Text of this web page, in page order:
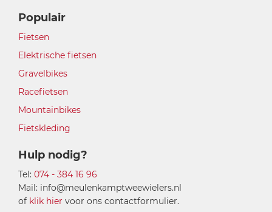
Populair
Fietsen
Elektrische fietsen
Gravelbikes
Racefietsen
Mountainbikes
Fietskleding
Hulp nodig?
Tel: 074 - 384 16 96
Mail: info@meulenkamptweewielers.nl
of klik hier voor ons contactformulier.